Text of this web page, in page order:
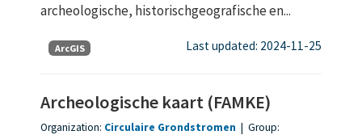
archeologische, historischgeografische en...
ArcGIS Last updated: 2024-11-25
Archeologische kaart (FAMKE)
Organization: Circulaire Grondstromen | Group: